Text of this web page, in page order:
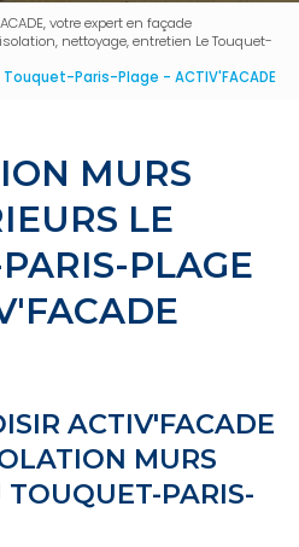
votre expert en façade
nettoyage, entretien Le Touquet-
Paris-Plage - ACTIV'FACADE
MURS
LE
PLAGE
ACTIV'FACADE
MURS
TOUQUET-PARIS-